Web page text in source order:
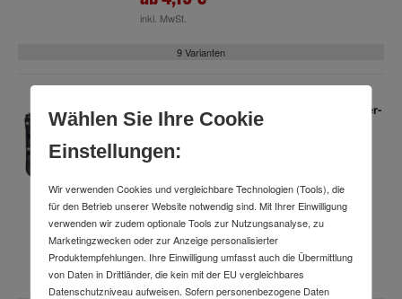
inkl. MwSt.
9 Varianten
PB Swiss Tools Montage-Schraubendreher-
Sortiment "Allrounder", 25-teilig
Lieferzeit: 1-2 Arbeitstage
233,99 €
inkl. MwSt.
Wählen Sie Ihre Cookie
Einstellungen:
Wir verwenden Cookies und vergleichbare Technologien (Tools), die
für den Betrieb unserer Website notwendig sind. Mit Ihrer Einwilligung
verwenden wir zudem optionale Tools zur Nutzungsanalyse, zu
Marketingzwecken oder zur Anzeige personalisierter
Produktempfehlungen. Ihre Einwilligung umfasst auch die Übermittlung
von Daten in Drittländer, die kein mit der EU vergleichbares
Datenschutzniveau aufweisen. Sofern personenbezogene Daten